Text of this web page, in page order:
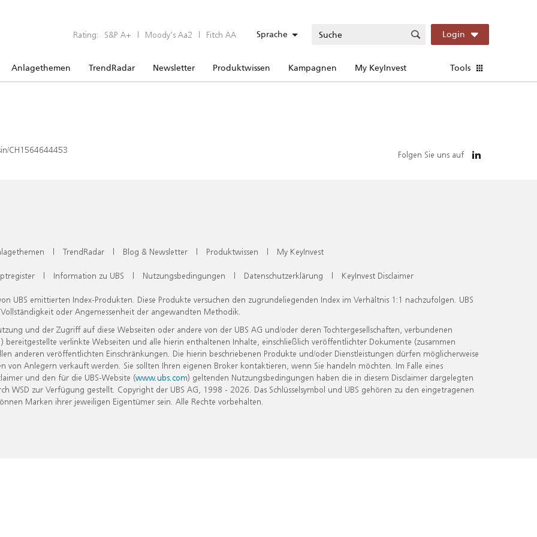
Rating: S&P A+ | Moody’s Aa2 | Fitch AA Sprache Login
Anlagethemen TrendRadar Newsletter Produktwissen Kampagnen My KeyInvest Tools
CH1564644453 Folgen Sie uns auf
| TrendRadar | Blog & Newsletter | Produktwissen | My KeyInvest
| Information zu UBS | Nutzungsbedingungen | Datenschutzerklärung | KeyInvest Disclaimer
UBS emittierten Index-Produkten. Diese Produkte versuchen den zugrundeliegenden Index im Verhältnis 1:1 nachzufolgen. UBS
oder Angemessenheit der angewandten Methodik.
und der Zugriff auf diese Webseiten oder andere von der UBS AG und/oder deren Tochtergesellschaften, verbundenen
verlinkte Webseiten und alle hierin enthaltenen Inhalte, einschließlich veröffentlichter Dokumente (zusammen
anderen veröffentlichten Einschränkungen. Die hierin beschriebenen Produkte und/oder Dienstleistungen dürfen möglicherweise
Anlegern verkauft werden. Sie sollten Ihren eigenen Broker kontaktieren, wenn Sie handeln möchten. Im Falle eines
und den für die UBS-Website (www.ubs.com) geltenden Nutzungsbedingungen haben die in diesem Disclaimer dargelegten
zur Verfügung gestellt. Copyright der UBS AG, 1998 - 2026. Das Schlüsselsymbol und UBS gehören zu den eingetragenen
Marken ihrer jeweiligen Eigentümer sein. Alle Rechte vorbehalten.